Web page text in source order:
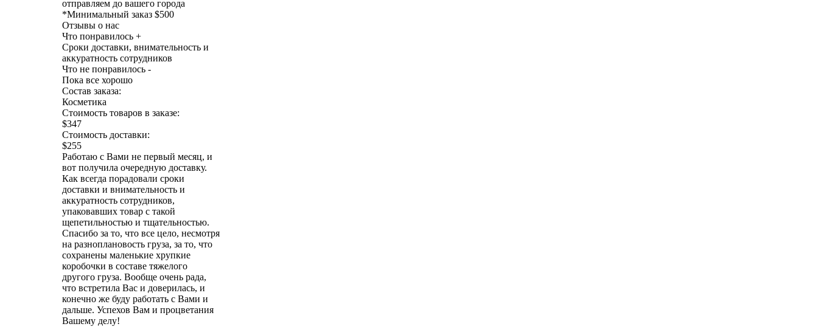
отправляем до вашего города
*Минимальный заказ $500
Отзывы о нас
Что понравилось +
Сроки доставки, внимательность и
аккуратность сотрудников
Что не понравилось -
Пока все хорошо
Состав заказа:
Косметика
Стоимость товаров в заказе:
$347
Стоимость доставки:
$255
Работаю с Вами не первый месяц, и
вот получила очередную доставку.
Как всегда порадовали сроки
доставки и внимательность и
аккуратность сотрудников,
упаковавших товар с такой
щепетильностью и тщательностью.
Спасибо за то, что все цело, несмотря
на разноплановость груза, за то, что
сохранены маленькие хрупкие
коробочки в составе тяжелого
другого груза. Вообще очень рада,
что встретила Вас и доверилась, и
конечно же буду работать с Вами и
дальше. Успехов Вам и процветания
Вашему делу!